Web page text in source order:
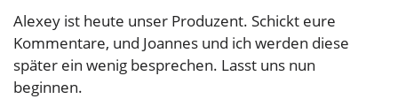
Alexey ist heute unser Produzent. Schickt eure
Kommentare, und Joannes und ich werden diese
später ein wenig besprechen. Lasst uns nun
beginnen.